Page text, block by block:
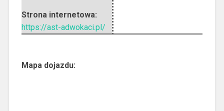
Strona internetowa:
https://ast-adwokaci.pl/
Mapa dojazdu: